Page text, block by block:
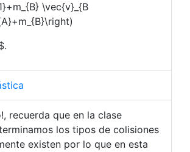
\vec{v}_{B
recuerda que en la clase
los tipos de colisiones
existen por lo que en esta